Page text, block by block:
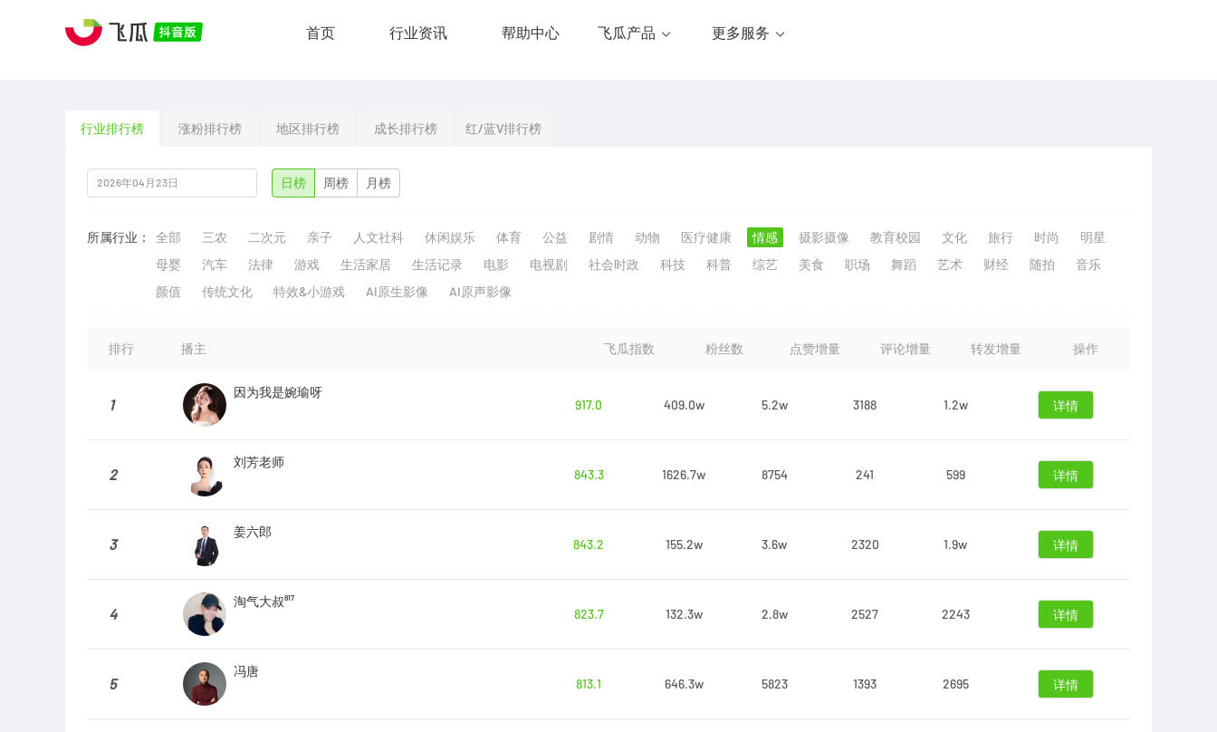
首页 行业资讯 帮助中心 飞瓜产品 更多服务
行业排行榜 涨粉排行榜 地区排行榜 成长排行榜 红/蓝V排行榜
日榜 周榜 月榜
所属行业： 全部 三农 二次元 亲子 人文社科 休闲娱乐 体育 公益 剧情 动物 医疗健康 情感 摄影摄像 教育校园 文化 旅行 时尚
明星
母婴
汽车 法律 游戏 生活家居 生活记录 电影 电视剧 社会时政 科技 科普 综艺 美食 职场 舞蹈 艺术 财经 随拍
音乐
颜值
传统文化 特效&小游戏 AI原生影像 AI原声影像
排行 播主 飞瓜指数 粉丝数 点赞增量 评论增量 转发增量 操作
1
因为我是婉瑜呀
917.0
409.0w 5.2w 3188 1.2w 详情
2
刘芳老师
843.3
1626.7w 8754 241 599 详情
3
姜六郎
843.2
155.2w 3.6w 2320 1.9w 详情
4
淘气大叔⁸¹⁷
823.7
132.3w 2.8w 2527 2243 详情
5
冯唐
813.1
646.3w 5823 1393 2695 详情